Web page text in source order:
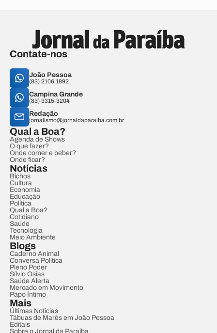
Contate-nos
João Pessoa
(83) 2106.1892
Campina Grande
(83) 3315-3204
Redação
jornalismo@jornaldaparaiba.com.br
Qual a Boa?
Agenda de Shows
O que fazer?
Onde comer e beber?
Onde ficar?
Notícias
Bichos
Cultura
Economia
Educação
Política
Qual a Boa?
Cotidiano
Saúde
Tecnologia
Meio Ambiente
Blogs
Caderno Animal
Conversa Política
Pleno Poder
Sílvio Osias
Saúde Alerta
Mercado em Movimento
Papo Íntimo
Mais
Últimas Notícias
Tábuas de Marés em João Pessoa
Editais
Sobre o Jornal da Paraíba